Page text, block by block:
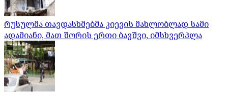
რუსულმა თავდასხმებმა კიევის მახლობლად სამი
ადამიანი, მათ შორის ერთი ბავშვი, იმსხვერპლა